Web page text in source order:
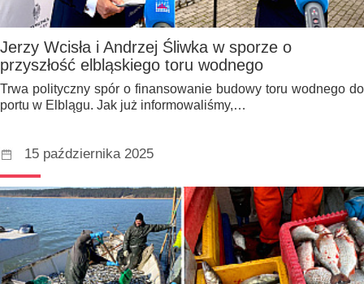
Jerzy Wcisła i Andrzej Śliwka w sporze o
przyszłość elbląskiego toru wodnego
Trwa polityczny spór o finansowanie budowy toru wodnego do
portu w Elblągu. Jak już informowaliśmy,…
15 października 2025